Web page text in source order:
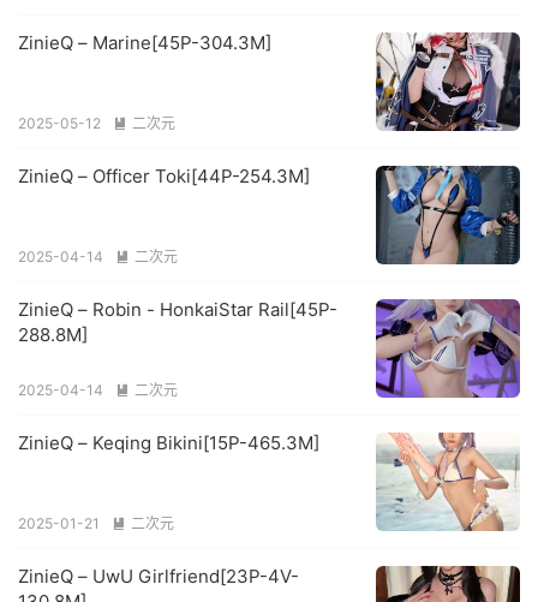
ZinieQ – Marine[45P-304.3M]
2025-05-12  二次元
ZinieQ – Officer Toki[44P-254.3M]
2025-04-14  二次元
ZinieQ – Robin - HonkaiStar Rail[45P-
288.8M]
2025-04-14  二次元
ZinieQ – Keqing Bikini[15P-465.3M]
2025-01-21  二次元
ZinieQ – UwU Girlfriend[23P-4V-